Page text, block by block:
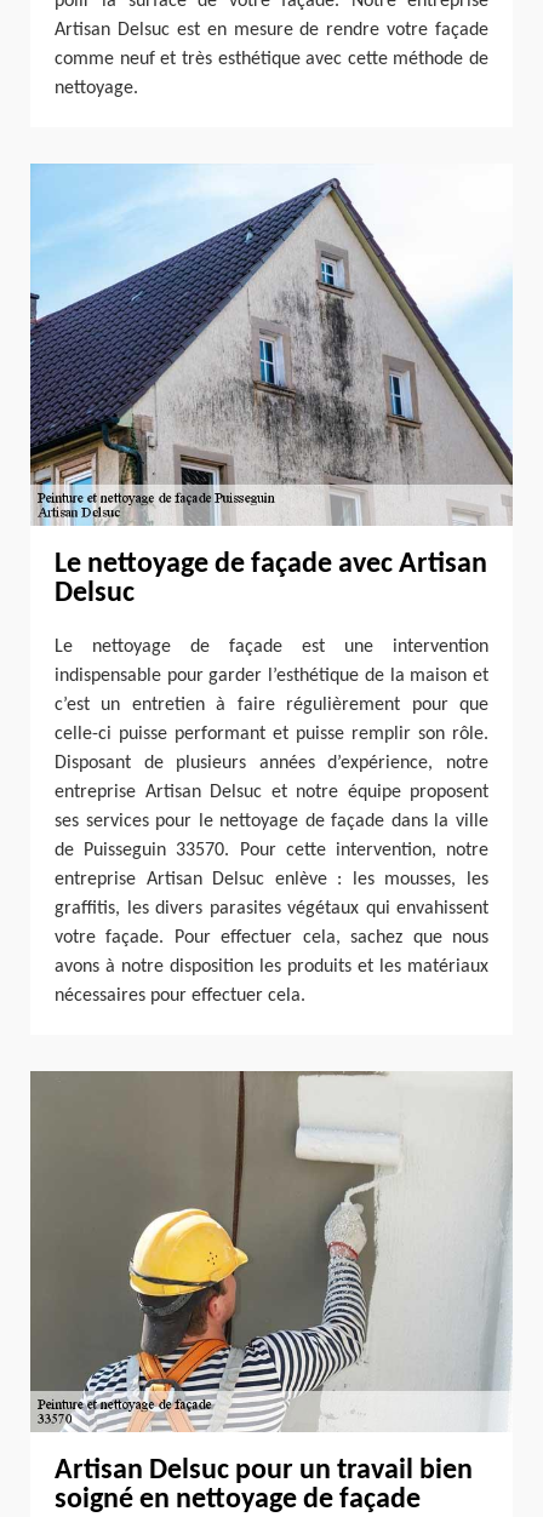
Artisan Delsuc est en mesure de rendre votre façade
comme neuf et très esthétique avec cette méthode de
nettoyage.
Le nettoyage de façade avec Artisan
Delsuc
Le nettoyage de façade est une intervention
indispensable pour garder l’esthétique de la maison et
c’est un entretien à faire régulièrement pour que
celle-ci puisse performant et puisse remplir son rôle.
Disposant de plusieurs années d’expérience, notre
entreprise Artisan Delsuc et notre équipe proposent
ses services pour le nettoyage de façade dans la ville
de Puisseguin 33570. Pour cette intervention, notre
entreprise Artisan Delsuc enlève : les mousses, les
graffitis, les divers parasites végétaux qui envahissent
votre façade. Pour effectuer cela, sachez que nous
avons à notre disposition les produits et les matériaux
nécessaires pour effectuer cela.
Artisan Delsuc pour un travail bien
soigné en nettoyage de façade